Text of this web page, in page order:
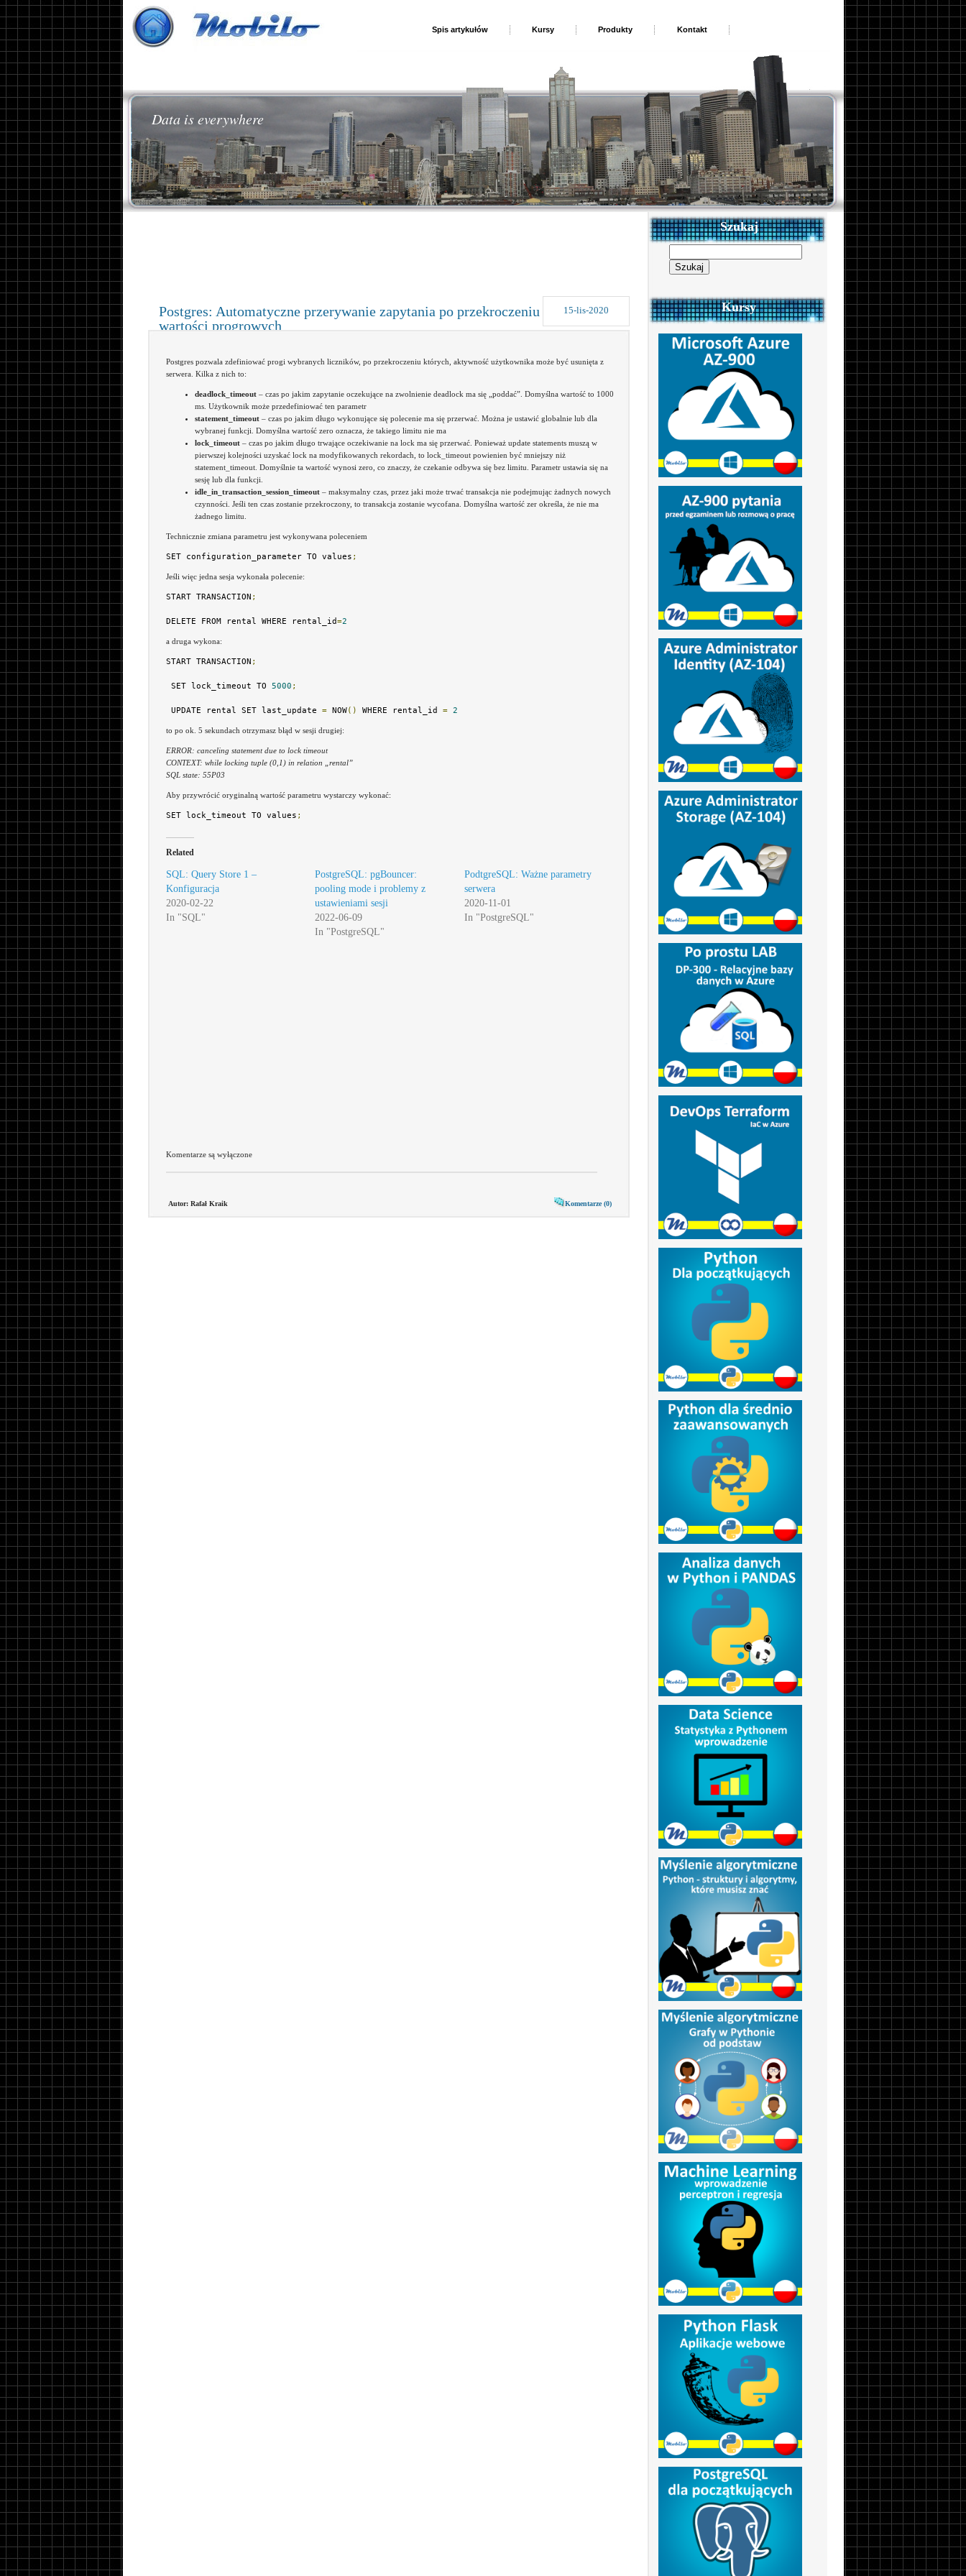
Spis artykułów Kursy Produkty Kontakt
Data is everywhere
Postgres: Automatyczne przerywanie zapytania po przekroczeniu
wartości progrowych
15-lis-2020
Postgres pozwala zdefiniować progi wybranych liczników, po przekroczeniu których, aktywność użytkownika może być usunięta z
serwera. Kilka z nich to:
deadlock_timeout– czas po jakim zapytanie oczekujące na zwolnienie deadlock ma się „poddać”. Domyślna wartość to 1000
ms. Użytkownik może przedefiniować ten parametr
statement_timeout– czas po jakim długo wykonujące się polecenie ma się przerwać. Można je ustawić globalnie lub dla
wybranej funkcji. Domyślna wartość zero oznacza, że takiego limitu nie ma
lock_timeout– czas po jakim długo trwające oczekiwanie na lock ma się przerwać. Ponieważ update statements muszą w
pierwszej kolejności uzyskać lock na modyfikowanych rekordach, to lock_timeout powienien być mniejszy niż
statement_timeout. Domyślnie ta wartość wynosi zero, co znaczy, że czekanie odbywa się bez limitu. Parametr ustawia się na
sesję lub dla funkcji.
idle_in_transaction_session_timeout– maksymalny czas, przez jaki może trwać transakcja nie podejmując żadnych nowych
czynności. Jeśli ten czas zostanie przekroczony, to transakcja zostanie wycofana. Domyślna wartość zer określa, że nie ma
żadnego limitu.
Technicznie zmiana parametru jest wykonywana poleceniem
SET configuration_parameter TO values ;
Jeśli więc jedna sesja wykonała polecenie:
START TRANSACTION ;
DELETE FROM rental WHERE rental_id=2
a druga wykona:
START TRANSACTION ;
SET lock_timeout TO 5000 ;
UPDATE rental SET last_update = NOW() WHERE rental_id = 2
to po ok. 5 sekundach otrzymasz błąd w sesji drugiej:
ERROR: canceling statement due to lock timeout
CONTEXT: while locking tuple (0,1) in relation „rental”
SQL state: 55P03
Aby przywrócić oryginalną wartość parametru wystarczy wykonać:
SET lock_timeout TO values ;
Related
SQL: Query Store 1 –
Konfiguracja
2020-02-22
In "SQL"
PostgreSQL: pgBouncer:
pooling mode i problemy z
ustawieniami sesji
2022-06-09
In "PostgreSQL"
PodtgreSQL: Ważne parametry
serwera
2020-11-01
In "PostgreSQL"
Komentarze są wyłączone
Autor: Rafał Kraik Komentarze (0)
Szukaj
Kursy